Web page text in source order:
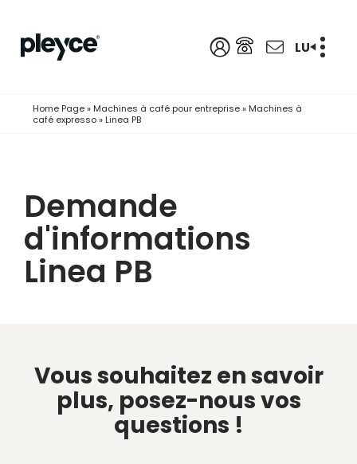
LU
Home Page» Machines à café pour entreprise» Machines à
café expresso» Linea PB
Demande
d'informations
Linea PB
Vous souhaitez en savoir
plus, posez-nous vos
questions !